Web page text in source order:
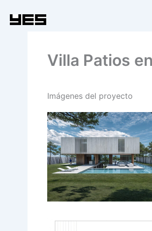
Villa Patios
Imágenes del proyecto